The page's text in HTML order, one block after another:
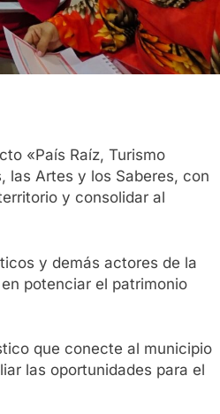
«País Raíz, Turismo
las Artes y los Saberes, con
y consolidar al
y demás actores de la
potenciar el patrimonio
que conecte al municipio
las oportunidades para el